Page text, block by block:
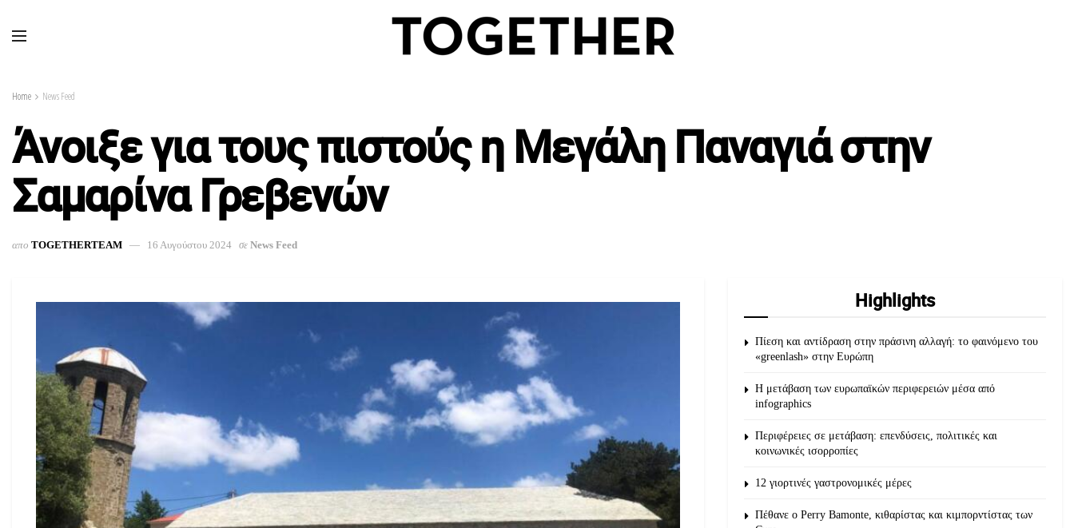
Home News Feed
Άνοιξε για τους πιστούς η Μεγάλη Παναγιά στην
Σαμαρίνα Γρεβενών
απο TOGETHERTEAM 16 Αυγούστου 2024 σε News Feed
Highlights
Πίεση και αντίδραση στην πράσινη αλλαγή: το φαινόμενο του
«greenlash» στην Ευρώπη
Η μετάβαση των ευρωπαϊκών περιφερειών μέσα από
infographics
Περιφέρειες σε μετάβαση: επενδύσεις, πολιτικές και
κοινωνικές ισορροπίες
12 γιορτινές γαστρονομικές μέρες
Πέθανε ο Perry Bamonte, κιθαρίστας και κιμπορντίστας των